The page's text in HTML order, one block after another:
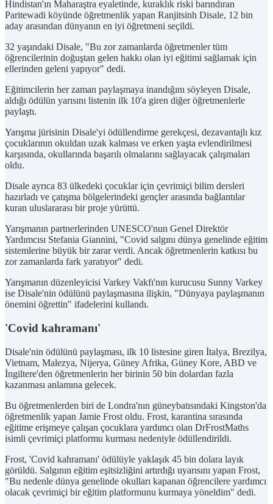
Hindistan'ın Maharaştra eyaletinde, kuraklık riski barındıran
Paritewadi köyünde öğretmenlik yapan Ranjitsinh Disale, 12 bin
aday arasından dünyanın en iyi öğretmeni seçildi.
32 yaşındaki Disale, "Bu zor zamanlarda öğretmenler tüm
öğrencilerinin doğuştan gelen hakkı olan iyi eğitimi sağlamak için
ellerinden geleni yapıyor" dedi.
Eğitimcilerin her zaman paylaşmaya inandığını söyleyen Disale,
aldığı ödülün yarısını listenin ilk 10'a giren diğer öğretmenlerle
paylaştı.
Yarışma jürisinin Disale'yi ödüllendirme gerekçesi, dezavantajlı kız
çocuklarının okuldan uzak kalması ve erken yaşta evlendirilmesi
karşısında, okullarında başarılı olmalarını sağlayacak çalışmaları
oldu.
Disale ayrıca 83 ülkedeki çocuklar için çevrimiçi bilim dersleri
hazırladı ve çatışma bölgelerindeki gençler arasında bağlantılar
kuran uluslararası bir proje yürüttü.
Yarışmanın partnerlerinden UNESCO'nun Genel Direktör
Yardımcısı Stefania Giannini, "Covid salgını dünya genelinde eğitim
sistemlerine büyük bir zarar verdi. Ancak öğretmenlerin katkısı bu
zor zamanlarda fark yaratıyor" dedi.
Yarışmanın düzenleyicisi Varkey Vakfı'nın kurucusu Sunny Varkey
ise Disale'nin ödülünü paylaşmasına ilişkin, "Dünyaya paylaşmanın
önemini öğrettin" ifadelerini kullandı.
'Covid kahramanı'
Disale'nin ödülünü paylaşması, ilk 10 listesine giren İtalya, Brezilya,
Vietnam, Malezya, Nijerya, Güney Afrika, Güney Kore, ABD ve
İngiltere'den öğretmenlerin her birinin 50 bin dolardan fazla
kazanması anlamına gelecek.
Bu öğretmenlerden biri de Londra'nın güneybatısındaki Kingston'da
öğretmenlik yapan Jamie Frost oldu. Frost, karantina sırasında
eğitime erişmeye çalışan çocuklara yardımcı olan DrFrostMaths
isimli çevrimiçi platformu kurması nedeniyle ödüllendirildi.
Frost, 'Covid kahramanı' ödülüyle yaklaşık 45 bin dolara layık
görüldü. Salgının eğitim eşitsizliğini artırdığı uyarısını yapan Frost,
"Bu nedenle dünya genelinde okulları kapanan öğrencilere yardımcı
olacak çevrimiçi bir eğitim platformunu kurmaya yöneldim" dedi.